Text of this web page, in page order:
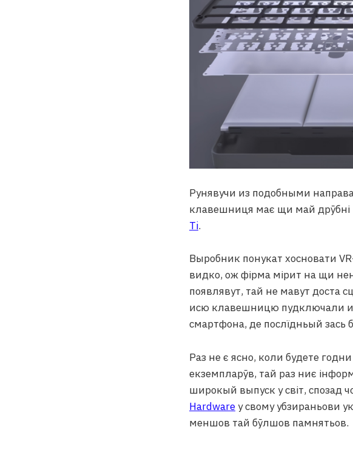
Рунявучи из подобными
клавешниця має щи май дрӯбні
Ti.
Выробник понукат хосновати
видко, ож фірма мірит на щи
появлявут, тай не мавут доста
исю клавешницю пудключали и
смартфона, де послїдньый зась
Раз не є ясно, коли будете
екземпларӯв, тай раз ниє
широкый выпуск у світ, спозад
Hardware у свому убзираньови
меншов тай бӯлшов памнятьов.